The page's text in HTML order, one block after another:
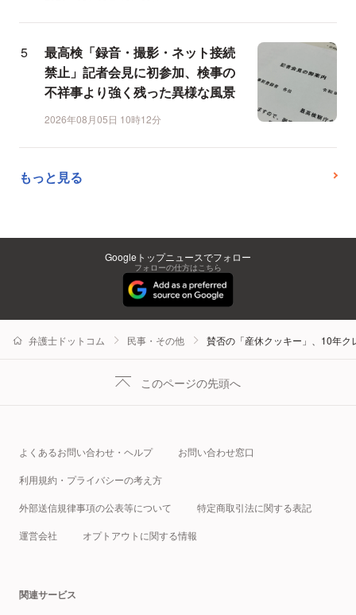
最高検「録音・撮影・ネット接続
禁止」記者会見に初参加、検事の
不祥事より強く残った異様な風景
2026年08月05日 10時12分
もっと見る
Googleトップニュースでフォロー
フォローの仕方はこちら
弁護士ドットコム 民事・その他 賛否の「産休クッキー」、10年
このページの先頭へ
よくあるお問い合わせ・ヘルプ お問い合わせ窓口
利用規約・プライバシーの考え方
外部送信規律事項の公表等について 特定商取引法に関する表記
運営会社 オプトアウトに関する情報
関連サービス